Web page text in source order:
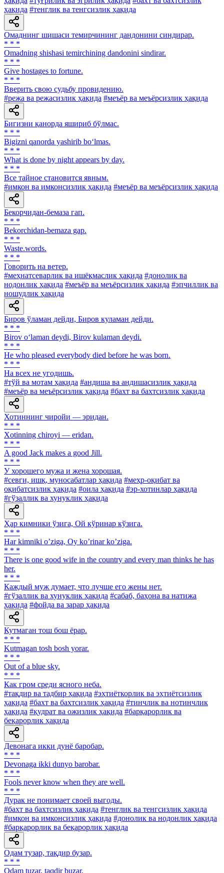
ҳақида #тенглик ва тенгсизлик ҳақида
Омаднинг шишаси темирчининг дандонини синдирар.
* * *
Omadning shishasi temirchining dandonini sindirar.
* * *
Give hostages to fortune.
* * *
Вверить свою судьбу провидению.
#режа ва режасизлик ҳақида #меъёр ва меъёрсизлик ҳақида
Бигизни қанорда яшириб бўлмас.
* * *
Bigizni qanorda yashirib bo‘lmas.
* * *
What is done by night appears by day.
* * *
Все тайное становится явным.
#имкон ва имконсизлик ҳақида #меъёр ва меъёрсизлик ҳақида
Бекорчидан-бемаза гап.
* * *
Bekorchidan-bemaza gap.
* * *
Waste.words.
* * *
Говорить на ветер.
#меҳнатсеварлик ва ишёқмаслик ҳақида #донолик ва
нодонлик ҳақида #меъёр ва меъёрсизлик ҳақида #эпчиллик ва
ношудлик ҳақида
Биров ўламан дейди, Биров куламан дейди.
* * *
Birov o‘laman deydi, Birov kulaman deydi.
* * *
He who pleased everybody died before he was born.
* * *
На всех не угодишь.
#тўй ва мотам ҳақида #андиша ва андишасизлик ҳақида
#меъёр ва меъёрсизлик ҳақида #бахт ва бахтсизлик ҳақида
Хотиннинг чиройи — эридан.
* * *
Xotinning chiroyi — eridan.
* * *
A good Jack makes a good Jill.
* * *
У хорошего мужа и жена хорошая.
#севги, ишқ, муносабатлар ҳақида #меҳр-оқибат ва
оқибатсизлик ҳақида #оила ҳақида #эр-хотинлар ҳақида
#гўзаллик ва хунуклик ҳақида
Ҳар кимники ўзига, Ой кўринар кўзига.
* * *
Har kimniki oʼziga, Oy koʼrinar koʼziga.
* * *
There is one good wife in the country and every man thinks he has
her.
* * *
Каждый муж думает, что лучше его жены нет.
#гўзаллик ва хунуклик ҳақида #сабаб, баҳона ва натижа
ҳақида #фойда ва зарар ҳақида
Кутмаган тош бош ёрар.
* * *
Kutmagan tosh bosh yorar.
* * *
Out of a blue sky.
* * *
Как гром среди ясного неба.
#тақдир ва тадбир ҳақида #эҳтиёткорлик ва эҳтиётсизлик
ҳақида #бахт ва бахтсизлик ҳақида #тинчлик ва нотинчлик
ҳақида #қудрат ва ожизлик ҳақида #барқарорлик ва
беқарорлик ҳақида
Девонага икки дунё баробар.
* * *
Devonaga ikki dunyo barobar.
* * *
Fools never know when they are well.
* * *
Дурак не понимает своей выгоды.
#бахт ва бахтсизлик ҳақида #тенглик ва тенгсизлик ҳақида
#имкон ва имконсизлик ҳақида #донолик ва нодонлик ҳақида
#барқарорлик ва беқарорлик ҳақида
Одам тузар, тақдир бузар.
* * *
Odam tuzar, taqdir buzar.